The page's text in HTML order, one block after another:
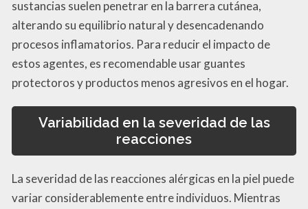
sustancias suelen penetrar en la barrera cutánea,
alterando su equilibrio natural y desencadenando
procesos inflamatorios. Para reducir el impacto de
estos agentes, es recomendable usar guantes
protectoros y productos menos agresivos en el hogar.
Variabilidad en la severidad de las
reacciones
La severidad de las reacciones alérgicas en la piel puede
variar considerablemente entre individuos. Mientras